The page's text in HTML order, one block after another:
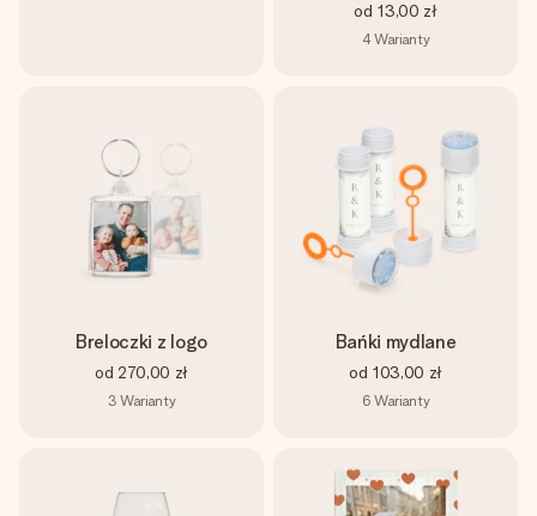
od 13,00 zł
4Warianty
Breloczki z logo
od 270,00 zł
3 Warianty
Bańki mydlane
od 103,00 zł
6 Warianty